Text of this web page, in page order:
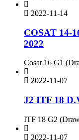
2022-11-14
COSAT 14-
2022
Cosat 16 G1
2022-11-07
J2 ITF 18
ITF 18 G2
2022-11-07